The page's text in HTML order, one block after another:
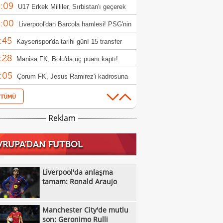
U17 Erkek Milliler, Sırbistan'ı geçerek
yükseldi!Liverpool'dan Barcola hamlesi! PSG'nin
dudak uçuklattı
Kayserispor'da tarihi gün! 15 transfer
Manisa FK, Bolu'da üç puanı kaptı!
Çorum FK, Jesus Ramirez'i kadrosuna
Fisnik Asllani'nin Leipzig'e transferi son
iptal oldu!
Erzurumspor, Ebosele ile anlaştı!
Fenerbahçe'ye müjdeli haber: Romelu
Manchester City'de mutlu son: Geronimo
Kıvanç Taşyaran ve Buğra Ünal, Avrupa
finale yükseldi
Altay, Tuna Üzümcü ile topbaşı yaptı
Reklam
FUTBOL
Liverpool'da anlaşma
tamam: Ronald Araujo
Manchester City'de mutlu
son: Geronimo Rulli